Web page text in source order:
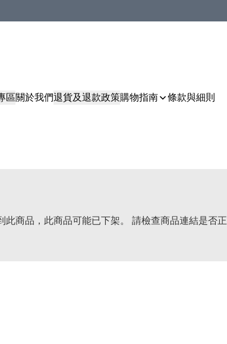
區關於我們退貨及退款政策購物指南 條款與細則
此商品，此商品可能已下架。 請檢查商品連結是否正